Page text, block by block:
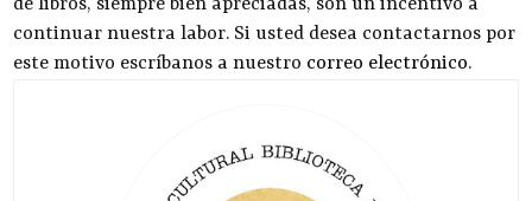
de libros, siempre bien apreciadas, son un incentivo a
continuar nuestra labor. Si usted desea contactarnos por
este motivo escríbanos a nuestro correo electrónico.